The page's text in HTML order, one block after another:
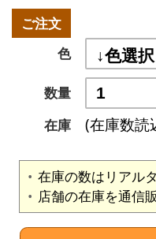
ご注文
色
数量
在庫
(在庫数読
在庫の数はリアル
店舗の在庫を通信